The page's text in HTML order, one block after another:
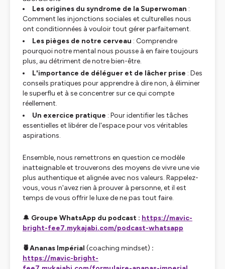
Les origines du syndrome de la Superwoman :
Comment les injonctions sociales et culturelles nous
ont conditionnées à vouloir tout gérer parfaitement.
Les pièges de notre cerveau : Comprendre
pourquoi notre mental nous pousse à en faire toujours
plus, au détriment de notre bien-être.
L'importance de déléguer et de lâcher prise : Des
conseils pratiques pour apprendre à dire non, à éliminer
le superflu et à se concentrer sur ce qui compte
réellement.
Un exercice pratique : Pour identifier les tâches
essentielles et libérer de l'espace pour vos véritables
aspirations.
Ensemble, nous remettrons en question ce modèle
inatteignable et trouverons des moyens de vivre une vie
plus authentique et alignée avec nos valeurs. Rappelez-
vous, vous n'avez rien à prouver à personne, et il est
temps de vous offrir le luxe de ne pas tout faire.
🔔 Groupe WhatsApp du podcast : https://mavic-
bright-fee7.mykajabi.com/podcast-whatsapp
🍍Ananas Impérial (coaching mindset) :
https://mavic-bright-